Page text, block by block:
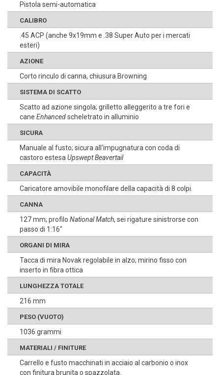
Pistola semi-automatica
CALIBRO
.45 ACP (anche 9x19mm e .38 Super Auto per i mercati
esteri)
AZIONE
Corto rinculo di canna, chiusura Browning
SISTEMA DI SCATTO
Scatto ad azione singola; grilletto alleggerito a tre fori e
cane Enhancedscheletrato in alluminio
SICURA
Manuale al fusto; sicura all'impugnatura con coda di
castoro estesa Upswept Beavertail
CAPACITÀ
Caricatore amovibile monofilare della capacità di 8 colpi.
CANNA
127 mm; profilo National Match, sei rigature sinistrorse con
passo di 1:16"
ORGANI DI MIRA
Tacca di mira Novak regolabile in alzo; mirino fisso con
inserto in fibra ottica
LUNGHEZZA TOTALE
216 mm
PESO (VUOTO)
1036 grammi
MATERIALI / FINITURE
Carrello e fusto macchinati in acciaio al carbonio o inox
con finitura brunita o spazzolata.